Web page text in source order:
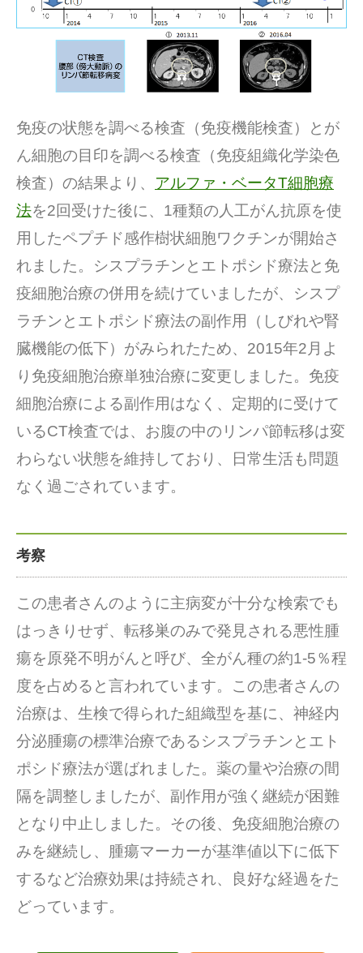
免疫の状態を調べる検査（免疫機能検査）とが
ん細胞の目印を調べる検査（免疫組織化学染色
検査）の結果より、 アルファ・ベータT細胞療
法を2回受けた後に、1種類の人工がん抗原を使
用したペプチド感作樹状細胞ワクチンが開始さ
れました。シスプラチンとエトポシド療法と免
疫細胞治療の併用を続けていましたが、シスプ
ラチンとエトポシド療法の副作用（しびれや腎
臓機能の低下）がみられたため、2015年2月よ
り免疫細胞治療単独治療に変更しました。免疫
細胞治療による副作用はなく、定期的に受けて
いるCT検査では、お腹の中のリンパ節転移は変
わらない状態を維持しており、日常生活も問題
なく過ごされています。
考察
この患者さんのように主病変が十分な検索でも
はっきりせず、転移巣のみで発見される悪性腫
瘍を原発不明がんと呼び、全がん種の約1-5％程
度を占めると言われています。この患者さんの
治療は、生検で得られた組織型を基に、神経内
分泌腫瘍の標準治療であるシスプラチンとエト
ポシド療法が選ばれました。薬の量や治療の間
隔を調整しましたが、副作用が強く継続が困難
となり中止しました。その後、免疫細胞治療の
みを継続し、腫瘍マーカーが基準値以下に低下
するなど治療効果は持続され、良好な経過をた
どっています。